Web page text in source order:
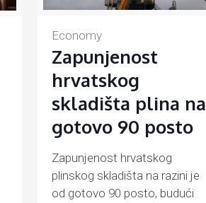
Economy
Zapunjenost
hrvatskog
skladišta plina na
gotovo 90 posto
Zapunjenost hrvatskog
plinskog skladišta na razini je
od gotovo 90 posto, budući